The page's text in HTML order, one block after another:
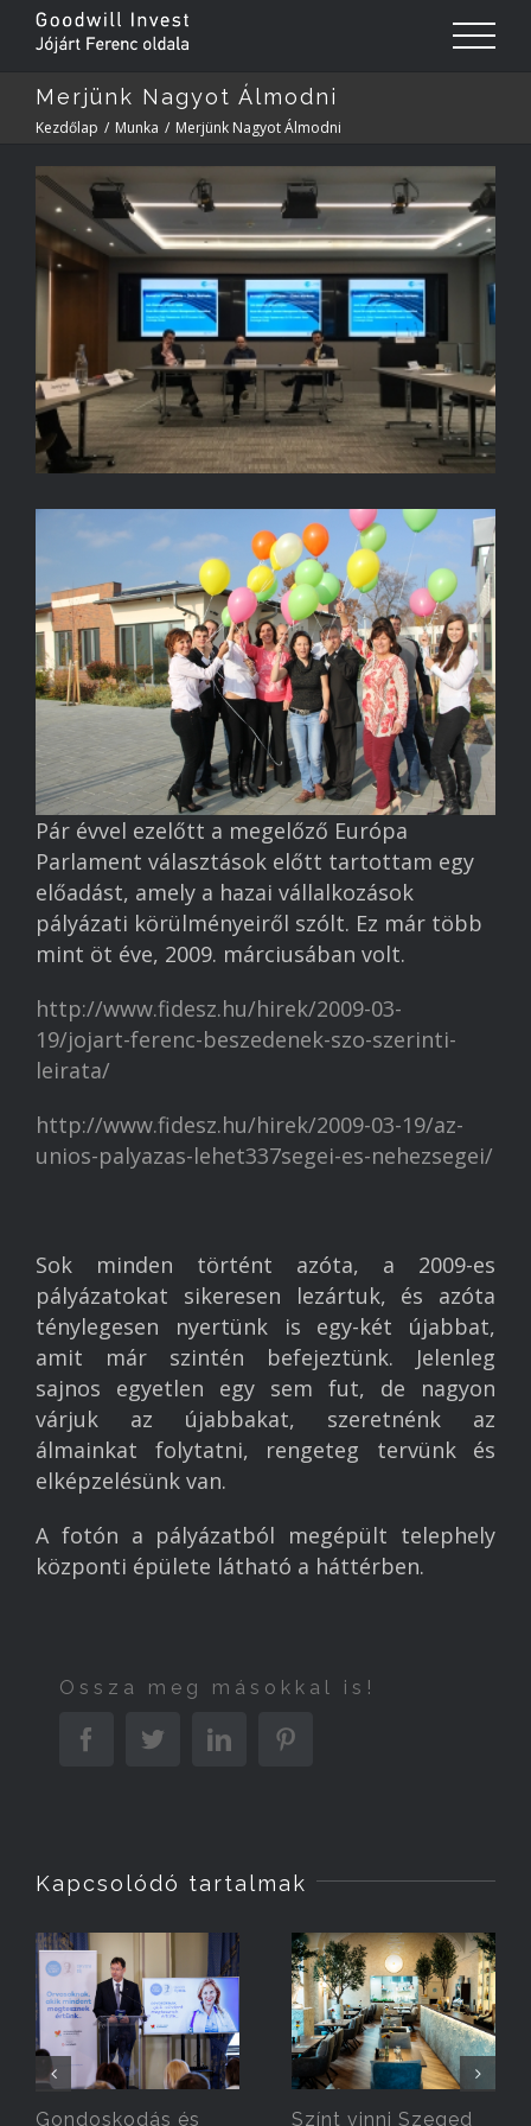
Főoldal
Vállalkozó iskola
Munka
Könyvajánló
Megvalósult projektek
Referenciák
Kapcsolat
Merjünk Nagyot Álmodni
Kezdőlap / Munka / Merjünk Nagyot Álmodni
View
Larger
Image
Pár évvel ezelőtt a megelőző Európa
Parlament választások előtt tartottam egy
előadást, amely a hazai vállalkozások
pályázati körülményeiről szólt. Ez már több
mint öt éve, 2009. márciusában volt.
http://www.fidesz.hu/hirek/2009-03-
19/jojart-ferenc-beszedenek-szo-szerinti-
leirata/
http://www.fidesz.hu/hirek/2009-03-19/az-
unios-palyazas-lehet337segei-es-nehezsegei/
Sok minden történt azóta, a 2009-es
pályázatokat sikeresen lezártuk, és azóta
ténylegesen nyertünk is egy-két újabbat,
amit már szintén befejeztünk. Jelenleg
sajnos egyetlen egy sem fut, de nagyon
várjuk az újabbakat, szeretnénk az
álmainkat folytatni, rengeteg tervünk és
elképzelésünk van.
A fotón a pályázatból megépült telephely
központi épülete látható a háttérben.
Ossza meg másokkal is!
FacebookTwitterLinkedin
Kapcsolódó tartalmak
Gondoskodás és Színt vinni Szeged